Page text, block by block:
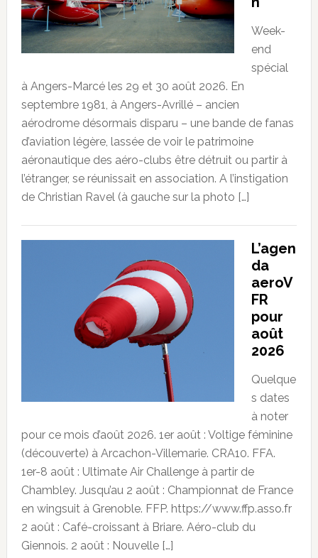
Week-
end
spécial
à Angers-Marcé les 29 et 30 août 2026. En
septembre 1981, à Angers-Avrillé – ancien
aérodrome désormais disparu – une bande de fanas
d’aviation légère, lassée de voir le patrimoine
aéronautique des aéro-clubs être détruit ou partir à
l’étranger, se réunissait en association. A l’instigation
de Christian Ravel (à gauche sur la photo […]
L’agen
da
aeroV
FR
pour
août
2026
Quelque
s dates
à noter
pour ce mois d’août 2026. 1er août : Voltige féminine
(découverte) à Arcachon-Villemarie. CRA10. FFA.
1er-8 août : Ultimate Air Challenge à partir de
Chambley. Jusqu’au 2 août : Championnat de France
en wingsuit à Grenoble. FFP. https://www.ffp.asso.fr
2 août : Café-croissant à Briare. Aéro-club du
Giennois. 2 août : Nouvelle […]